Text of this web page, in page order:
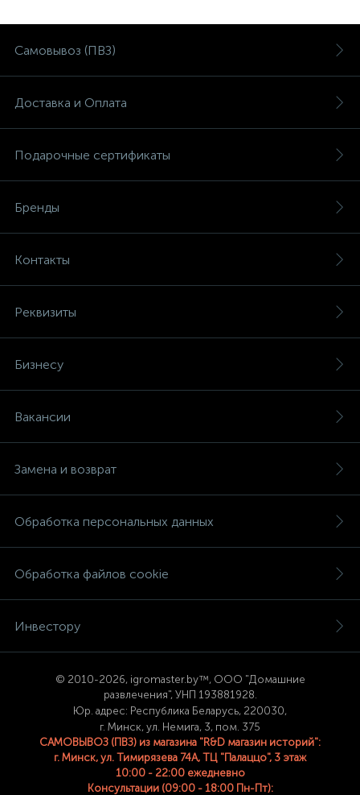
Самовывоз (ПВЗ)
Доставка и Оплата
Подарочные сертификаты
Бренды
Контакты
Реквизиты
Бизнесу
Вакансии
Замена и возврат
Обработка персональных данных
Обработка файлов cookie
Инвестору
© 2010-2026, igromaster.by™, ООО "Домашние
развлечения", УНП 193881928.
Юр. адрес: Республика Беларусь, 220030,
г. Минск, ул. Немига, 3, пом. 375
САМОВЫВОЗ (ПВЗ) из магазина "R&D магазин историй":
г. Минск, ул. Тимирязева 74A, ТЦ "Палаццо", 3 этаж
10:00 - 22:00 ежедневно
Консультации (09:00 - 18:00 Пн-Пт):